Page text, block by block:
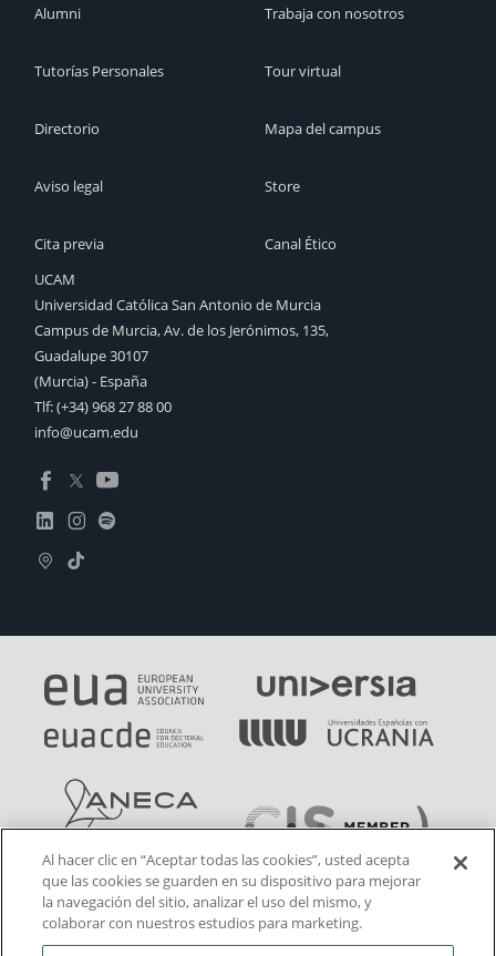
Alumni
Tutorías Personales
Directorio
Aviso legal
Cita previa
Trabaja con nosotros
Tour virtual
Mapa del campus
Store
Canal Ético
UCAM
Universidad Católica San Antonio de Murcia
Campus de Murcia, Av. de los Jerónimos, 135,
Guadalupe 30107
(Murcia) - España
Tlf:(+34) 968 27 88 00
info@ucam.edu
Al hacer clic en “Aceptar todas las cookies”, usted acepta
que las cookies se guarden en su dispositivo para mejorar
la navegación del sitio, analizar el uso del mismo, y
colaborar con nuestros estudios para marketing.